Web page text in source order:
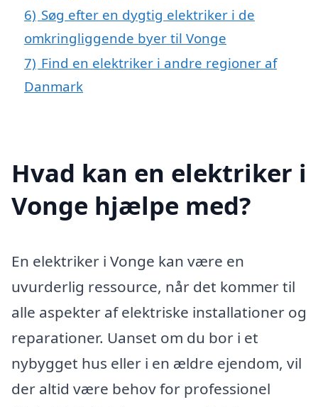
6) Søg efter en dygtig elektriker i de
omkringliggende byer til Vonge
7) Find en elektriker i andre regioner af
Danmark
Hvad kan en elektriker i
Vonge hjælpe med?
En elektriker i Vonge kan være en
uvurderlig ressource, når det kommer til
alle aspekter af elektriske installationer og
reparationer. Uanset om du bor i et
nybygget hus eller i en ældre ejendom, vil
der altid være behov for professionel